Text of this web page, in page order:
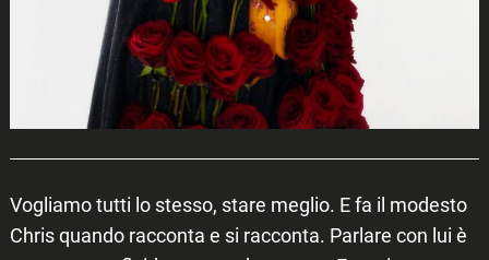
Vogliamo tutti lo stesso, stare meglio. E fa il modesto
Chris quando racconta e si racconta. Parlare con lui è